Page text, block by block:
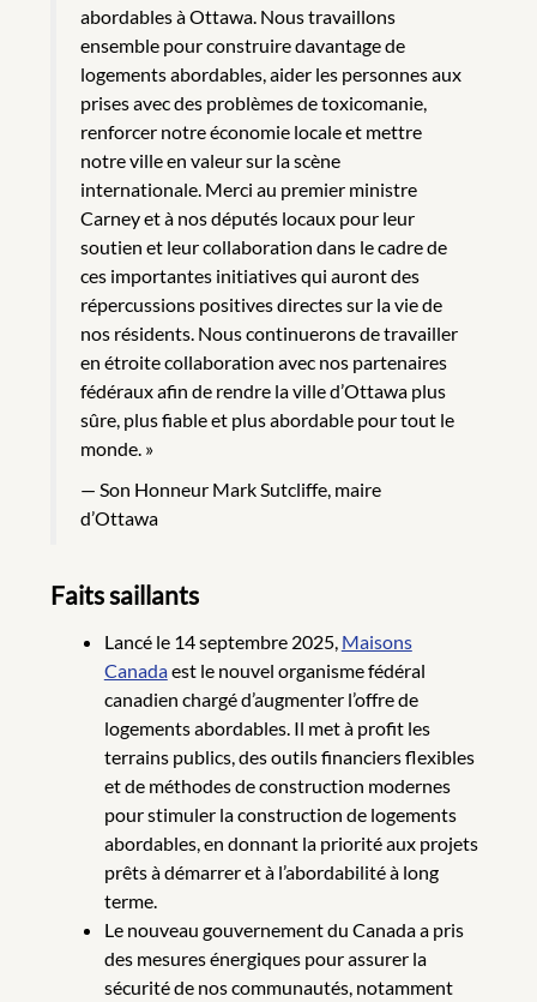
abordables à Ottawa. Nous travaillons
ensemble pour construire davantage de
logements abordables, aider les personnes aux
prises avec des problèmes de toxicomanie,
renforcer notre économie locale et mettre
notre ville en valeur sur la scène
internationale. Merci au premier ministre
Carney et à nos députés locaux pour leur
soutien et leur collaboration dans le cadre de
ces importantes initiatives qui auront des
répercussions positives directes sur la vie de
nos résidents. Nous continuerons de travailler
en étroite collaboration avec nos partenaires
fédéraux afin de rendre la ville d’Ottawa plus
sûre, plus fiable et plus abordable pour tout le
monde. »
Son Honneur Mark Sutcliffe, maire
d’Ottawa
Faits saillants
Lancé le 14 septembre 2025, Maisons
Canadaest le nouvel organisme fédéral
canadien chargé d’augmenter l’offre de
logements abordables. Il met à profit les
terrains publics, des outils financiers flexibles
et de méthodes de construction modernes
pour stimuler la construction de logements
abordables, en donnant la priorité aux projets
prêts à démarrer et à l’abordabilité à long
terme.
Le nouveau gouvernement du Canada a pris
des mesures énergiques pour assurer la
sécurité de nos communautés, notamment